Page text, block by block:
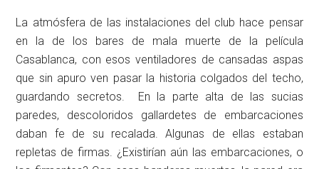
La atmósfera de las instalaciones del club hace pensar
en la de los bares de mala muerte de la película
Casablanca, con esos ventiladores de cansadas aspas
que sin apuro ven pasar la historia colgados del techo,
guardando secretos. En la parte alta de las sucias
paredes, descoloridos gallardetes de embarcaciones
daban fe de su recalada. Algunas de ellas estaban
repletas de firmas. ¿Existirían aún las embarcaciones, o